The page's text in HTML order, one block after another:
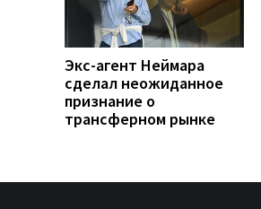
Экс-агент Неймара
сделал неожиданное
признание о
трансферном рынке